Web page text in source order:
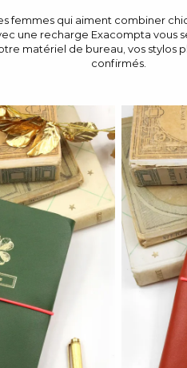
femmes qui aiment combiner
une recharge Exacompta vous
matériel de bureau, vos stylos
confirmés.